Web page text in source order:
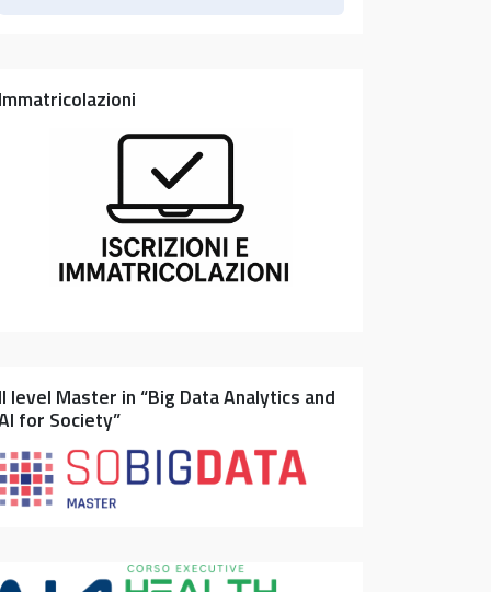
level Master in “Big Data Analytics and
for Society”